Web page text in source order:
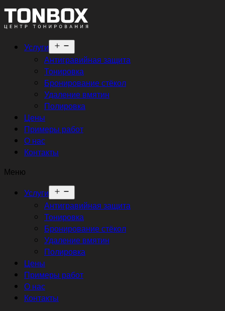
Услуги
меню
Антигравийная защита
Тонировка
Бронирование стёкол
Удаление вмятин
Полировка
Цены
Примеры работ
О нас
Контакты
Меню
Услуги
меню
Антигравийная защита
Тонировка
Бронирование стёкол
Удаление вмятин
Полировка
Цены
Примеры работ
О нас
Контакты